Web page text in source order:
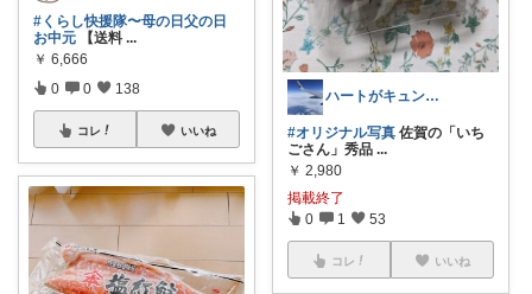
#くらし快援隊〜母の日父の日
お中元 【送料 ...
￥ 6,666
0 0 138
コレ いいね
ハートがキュン✨ちょっと⬇️まで見てネ✨
#オリジナル写真 佐賀の「いち
ごさん」秀品 ...
￥ 2,980
掲載終了
0 1 53
コレ いいね